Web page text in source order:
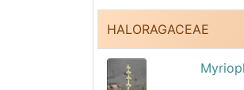
HALORAGACEAE